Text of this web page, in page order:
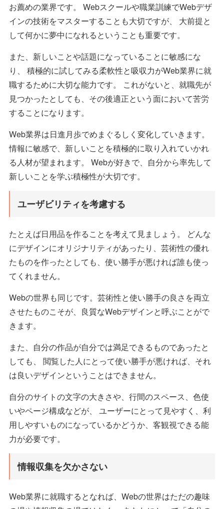
お薦めの業界です。 Webスクールや職業訓練でWebデザ
インの技術をマスターすることも大切ですが、 大前提と
して何かに夢中になれるということも重要です。
また、新しいことや話題になっていることに敏感にな
り、 積極的に試してみる柔軟性と吸収力がWeb業界に就
職するために大切な能力です。 これがないと、就職先が
見つかったとしても、その後適正という面において苦労
することになります。
Web業界は日進月歩でめまぐるしく変化していきます。
情報に敏感で、新しいことを積極的に取り入れていかれ
る人材が望まれます。 Webが好きで、自分から率先して
新しいことを学ぶ積極性が大切です。
ユーザビリティを考慮する
たとえば日用品を作ることを考えて見ましょう。 どんな
にデザインにオリジナリティがあったり、芸術性の優れ
たものを作ったとしても、使い勝手が悪ければ誰も使っ
てくれません。
Webの世界も同じです。芸術性と使い勝手の良さを両立
させたものこそが、良質なWebデザインと呼ぶことがで
きます。
また、自分の作品が自分では満足できるものであったと
しても、 閲覧した人にとって使い勝手が悪ければ、それ
は良いデザインということはできません。
自分のサイトの文字の大きさや、行間のスペース、色使
いやページ構成などが、 ユーザーにとって見やすく、利
用しやすいものになっているかどうか、客観視できる能
力が必要です。
情報収集を欠かさない
Web業界に就職するとなれば、Webの世界はただの趣味